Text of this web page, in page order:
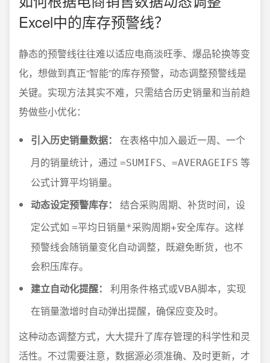
Excel中的库存预警线？
静态的预警线往往难以适应电商淡旺季、爆品轮换等变
化，想做到真正“智能”的库存预警，动态调整预警线是
关键。实现方法其实不难，只需结合历史销量和当前趋
势做些小优化：
引入历史销量数据：
在表格中加入最近一周、一个
月的销量统计，通过 =SUMIFS、 =AVERAGEIFS 等
公式计算平均销量。
动态设定预警库存：
结合采购周期、补货时间，设
定公式如 =平均日销量*采购周期+安全库存。这样
预警线会随销量变化自动调整，既避免断货，也不
会积压库存。
建立自动化提醒：
利用条件格式或VBA脚本，实现
在销量激增时自动弹出提醒，确保应变及时。
这种动态调整方式，大大提升了库存管理的科学性和灵
活性。不过需要注意，数据源必须准确、及时更新，才